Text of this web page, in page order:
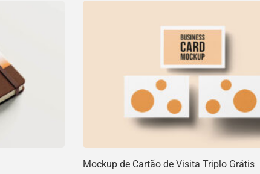
Mockup de Cartão de Visita Triplo Grátis